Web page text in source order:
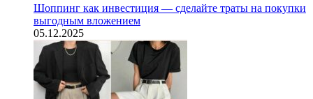
Шоппинг как инвестиция — сделайте траты на покупки
выгодным вложением
05.12.2025